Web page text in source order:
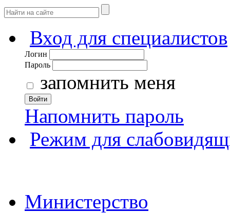
Вход для специалистов
Логин
Пароль
запомнить меня
Войти
Напомнить пароль
Режим для
Министерство